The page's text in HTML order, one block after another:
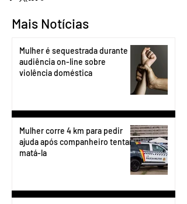
Mais Notícias
Mulher é sequestrada durante
audiência on-line sobre
violência doméstica
Mulher corre 4 km para pedir
ajuda após companheiro tentar
matá-la